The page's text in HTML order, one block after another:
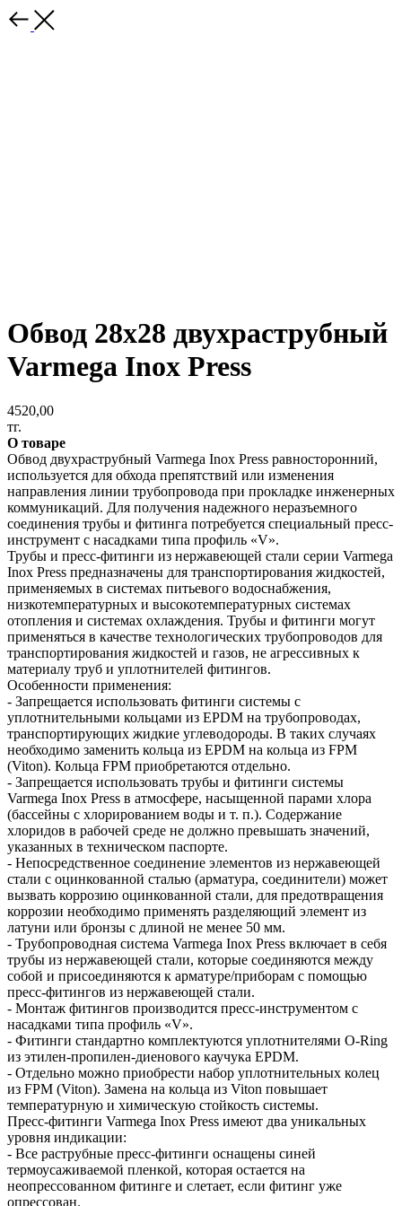
Обвод 28x28 двухраструбный
Varmega Inox Press
4520,00
тг.
О товаре
Обвод двухраструбный Varmega Inox Press равносторонний,
используется для обхода препятствий или изменения
направления линии трубопровода при прокладке инженерных
коммуникаций. Для получения надежного неразъемного
соединения трубы и фитинга потребуется специальный пресс-
инструмент с насадками типа профиль «V».
Трубы и пресс-фитинги из нержавеющей стали серии Varmega
Inox Press предназначены для транспортирования жидкостей,
применяемых в системах питьевого водоснабжения,
низкотемпературных и высокотемпературных системах
отопления и системах охлаждения. Трубы и фитинги могут
применяться в качестве технологических трубопроводов для
транспортирования жидкостей и газов, не агрессивных к
материалу труб и уплотнителей фитингов.
Особенности применения:
- Запрещается использовать фитинги системы с
уплотнительными кольцами из EPDM на трубопроводах,
транспортирующих жидкие углеводороды. В таких случаях
необходимо заменить кольца из EPDM на кольца из FPM
(Viton). Кольца FPM приобретаются отдельно.
- Запрещается использовать трубы и фитинги системы
Varmega Inox Press в атмосфере, насыщенной парами хлора
(бассейны с хлорированием воды и т. п.). Содержание
хлоридов в рабочей среде не должно превышать значений,
указанных в техническом паспорте.
- Непосредственное соединение элементов из нержавеющей
стали с оцинкованной сталью (арматура, соединители) может
вызвать коррозию оцинкованной стали, для предотвращения
коррозии необходимо применять разделяющий элемент из
латуни или бронзы с длиной не менее 50 мм.
- Трубопроводная система Varmega Inox Press включает в себя
трубы из нержавеющей стали, которые соединяются между
собой и присоединяются к арматуре/приборам с помощью
пресс-фитингов из нержавеющей стали.
- Монтаж фитингов производится пресс-инструментом с
насадками типа профиль «V».
- Фитинги стандартно комплектуются уплотнителями O-Ring
из этилен-пропилен-диенового каучука EPDM.
- Отдельно можно приобрести набор уплотнительных колец
из FPM (Viton). Замена на кольца из Viton повышает
температурную и химическую стойкость системы.
Пресс-фитинги Varmega Inox Press имеют два уникальных
уровня индикации:
- Все раструбные пресс-фитинги оснащены синей
термоусаживаемой пленкой, которая остается на
неопрессованном фитинге и слетает, если фитинг уже
опрессован.